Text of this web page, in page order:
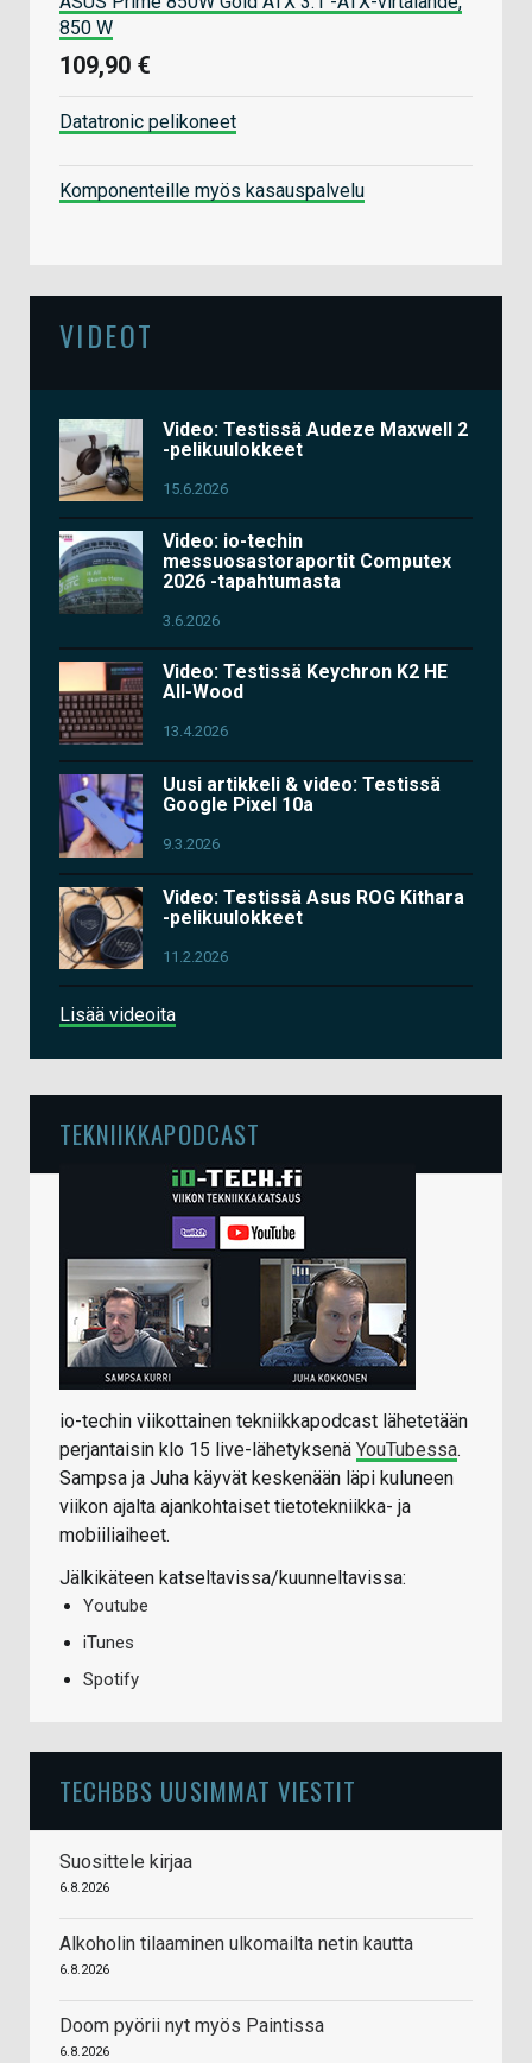
850 W
109,90 €
Datatronic pelikoneet
Komponenteille myös kasauspalvelu
VIDEOT
Video: Testissä Audeze Maxwell 2
-pelikuulokkeet
15.6.2026
Video: io-techin
messuosastoraportit Computex
2026 -tapahtumasta
3.6.2026
Video: Testissä Keychron K2 HE
All-Wood
13.4.2026
Uusi artikkeli & video: Testissä
Google Pixel 10a
9.3.2026
Video: Testissä Asus ROG Kithara
-pelikuulokkeet
11.2.2026
Lisää videoita
TEKNIIKKAPODCAST
io-techin viikottainen tekniikkapodcast lähetetään
perjantaisin klo 15 live-lähetyksenä YouTubessa.
Sampsa ja Juha käyvät keskenään läpi kuluneen
viikon ajalta ajankohtaiset tietotekniikka- ja
mobiiliaiheet.
Jälkikäteen katseltavissa/kuunneltavissa:
Youtube
iTunes
Spotify
TECHBBS UUSIMMAT VIESTIT
Suosittele kirjaa
6.8.2026
Alkoholin tilaaminen ulkomailta netin kautta
6.8.2026
Doom pyörii nyt myös Paintissa
6.8.2026